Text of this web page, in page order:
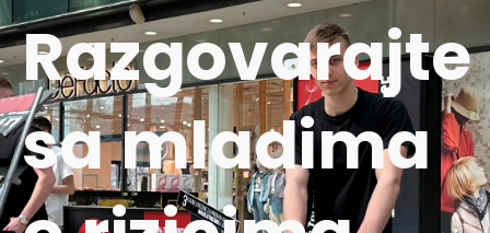
Razgovarajte
sa mladima